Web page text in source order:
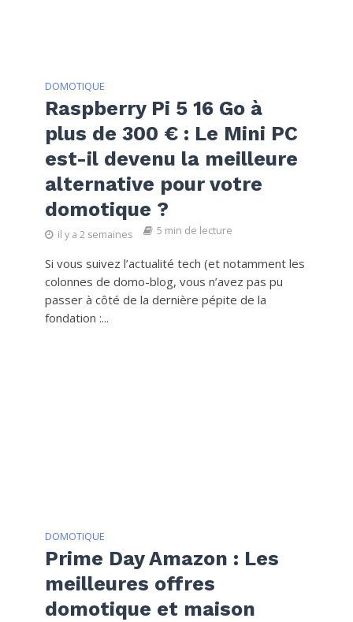
DOMOTIQUE
Raspberry Pi 5 16 Go à
plus de 300 € : Le Mini PC
est-il devenu la meilleure
alternative pour votre
domotique ?
il y a 2 semaines 5 min de lecture
Si vous suivez l’actualité tech (et notamment les
colonnes de domo-blog, vous n’avez pas pu
passer à côté de la dernière pépite de la
fondation :...
DOMOTIQUE
Prime Day Amazon : Les
meilleures offres
domotique et maison